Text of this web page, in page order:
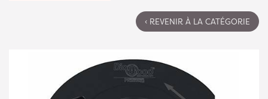
‹ REVENIR À LA CATÉGORIE